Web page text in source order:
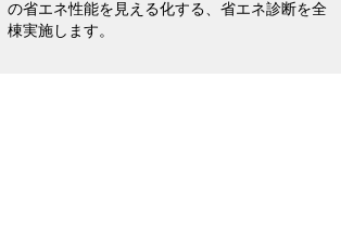
の省エネ性能を見える化する、省エネ診断を全
棟実施します。